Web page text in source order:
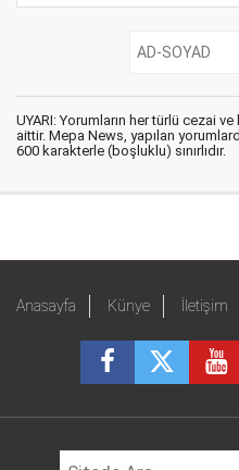
UYARI: Yorumların her türlü cezai
aittir. Mepa News, yapılan
600 karakterle (boşluklu) sınırlıdır.
Anasayfa Künye İletişim